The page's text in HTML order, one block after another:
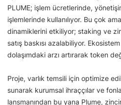
PLUME; işlem ücretlerinde,
işlemlerinde kullanılıyor. Bu çok
dinamiklerini etkiliyor; staking ve
satış baskısı azalabiliyor.
dolaşımdaki arzı artırarak token
Proje, varlık temsili için optimize
sunarak kurumsal ihraççılar ve
lansmanından bu yana Plume,